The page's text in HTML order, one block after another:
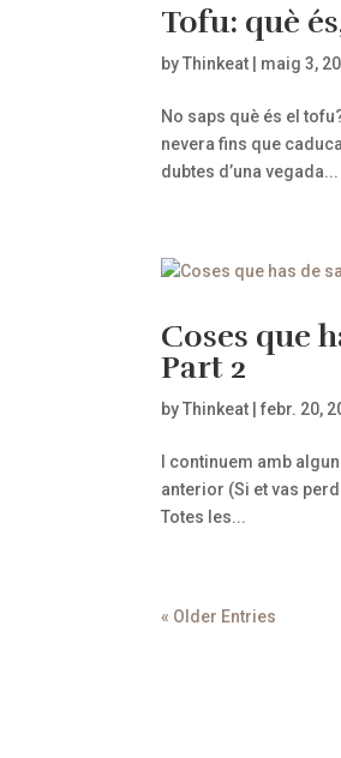
Tofu: què
byThinkeat maig 3,
No saps què és el
nevera fins que
dubtes d’una vegada...
Coses que
Part 2
byThinkeat |febr. 20,
I continuem amb
anterior (Si et vas
Totes les...
« Older Entries